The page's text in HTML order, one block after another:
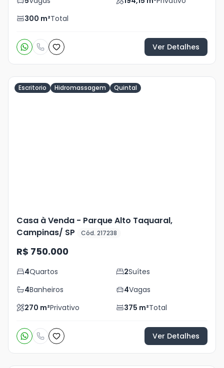
300 m²Total
Ver Detalhes
Escritorio Hidromassagem Quintal
Casa à Venda - Parque Alto Taquaral,
Campinas/ SP
Cód. 217238
R$ 750.000
4Quartos 2Suítes
4Banheiros 4Vagas
270 m²Privativo 375 m²Total
Ver Detalhes